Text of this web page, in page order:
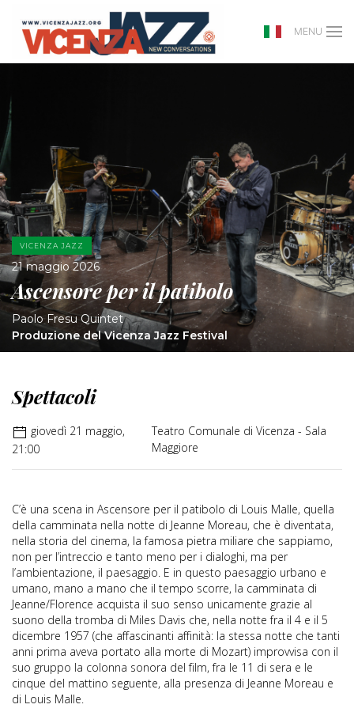
MENU
VICENZA JAZZ
21 maggio 2026
Ascensore per il patibolo
Paolo Fresu Quintet
Produzione del Vicenza Jazz Festival
Spettacoli
giovedì 21 maggio,
21:00
Teatro Comunale di Vicenza - Sala
Maggiore
C’è una scena in Ascensore per il patibolo di Louis Malle, quella
della camminata nella notte di Jeanne Moreau, che è diventata,
nella storia del cinema, la famosa pietra miliare che sappiamo,
non per l’intreccio e tanto meno per i dialoghi, ma per
l’ambientazione, il paesaggio. E in questo paesaggio urbano e
umano, mano a mano che il tempo scorre, la camminata di
Jeanne/Florence acquista il suo senso unicamente grazie al
suono della tromba di Miles Davis che, nella notte fra il 4 e il 5
dicembre 1957 (che affascinanti affinità: la stessa notte che tanti
anni prima aveva portato alla morte di Mozart) improvvisa con il
suo gruppo la colonna sonora del film, fra le 11 di sera e le
cinque del mattino seguente, alla presenza di Jeanne Moreau e
di Louis Malle.